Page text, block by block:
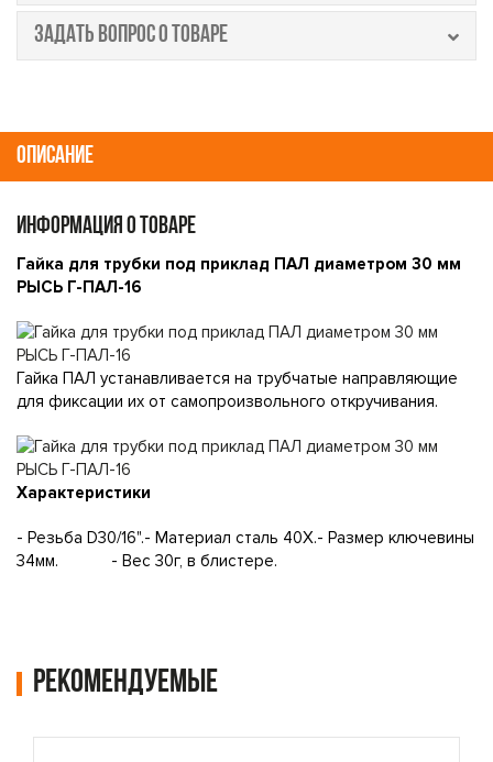
ЗАДАТЬ ВОПРОС О ТОВАРЕ
ОПИСАНИЕ
ИНФОРМАЦИЯ О ТОВАРЕ
Гайка для трубки под приклад ПАЛ диаметром 30 мм
РЫСЬ Г-ПАЛ-16
Гайка ПАЛ устанавливается на трубчатые направляющие
для фиксации их от самопроизвольного откручивания.
Характеристики
- Резьба D30/16".- Материал сталь 40Х.- Размер ключевины
34мм. - Вес 30г, в блистере.
Рекомендуемые